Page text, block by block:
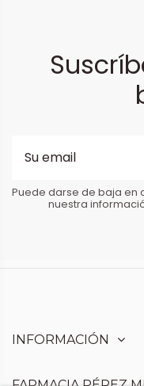
Puede darse de baja en
nuestra
INFORMACIÓN